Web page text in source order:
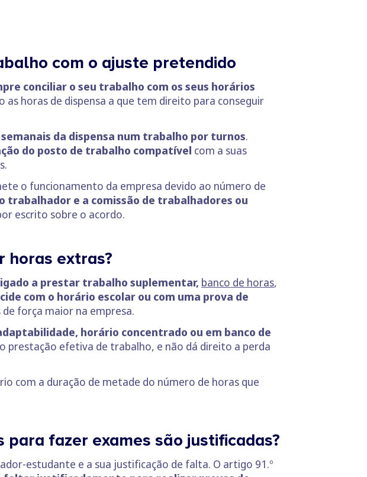
com o ajuste pretendido
conciliar o seu trabalho com os seus horários
horas de dispensa a que tem direito para conseguir
da dispensa num trabalho por turnos.
do posto de trabalho compatível com a suas
o funcionamento da empresa devido ao número de
trabalhador e a comissão de trabalhadores ou
escrito sobre o acordo.
horas extras?
a prestar trabalho suplementar, banco de horas,
com o horário escolar ou com uma prova de
força maior na empresa.
horário concentrado ou em banco de
prestação efetiva de trabalho, e não dá direito a perda
com a duração de metade do número de horas que
fazer exames são justificadas?
estudante e a sua justificação de falta. O artigo 91.º